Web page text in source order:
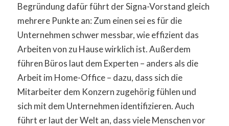
Begründung dafür führt der Signa-Vorstand gleich
mehrere Punkte an: Zum einen sei es für die
Unternehmen schwer messbar, wie effizient das
Arbeiten von zu Hause wirklich ist. Außerdem
führen Büros laut dem Experten – anders als die
Arbeit im Home-Office – dazu, dass sich die
Mitarbeiter dem Konzern zugehörig fühlen und
sich mit dem Unternehmen identifizieren. Auch
führt er laut der Welt an, dass viele Menschen vor